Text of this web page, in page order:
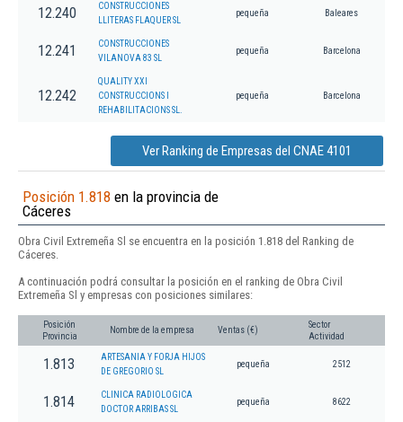
12.240
CONSTRUCCIONES
LLITERAS FLAQUER SL
pequeña Baleares
12.241
CONSTRUCCIONES
VILANOVA 83 SL
pequeña Barcelona
12.242
QUALITY XXI
CONSTRUCCIONS I
REHABILITACIONS SL.
pequeña Barcelona
Ver Ranking de Empresas del CNAE 4101
Posición 1.818 en la provincia de
Cáceres
Obra Civil Extremeña Sl se encuentra en la posición 1.818 del Ranking de
Cáceres.
A continuación podrá consultar la posición en el ranking de Obra Civil
Extremeña Sl y empresas con posiciones similares:
Posición
Provincia
Nombre de la empresa Ventas (€)
Sector
Actividad
1.813
ARTESANIA Y FORJA HIJOS
DE GREGORIO SL
pequeña 2512
1.814
CLINICA RADIOLOGICA
DOCTOR ARRIBAS SL
pequeña 8622